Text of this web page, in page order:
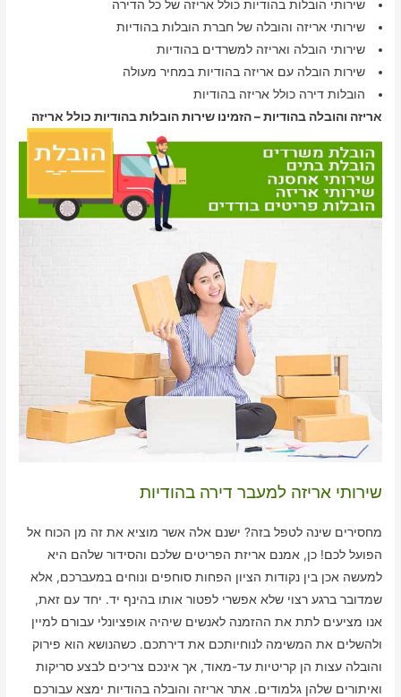
שירותי הובלות בהודיות כולל אריזה של כל הדירה
שירותי אריזה והובלה של חברת הובלות בהודיות
שירותי הובלה ואריזה למשרדים בהודיות
שירות הובלה עם אריזה בהודיות במחיר מעולה
הובלות דירה כולל אריזה בהודיות
אריזה והובלה בהודיות – הזמינו שירות הובלות בהודיות כולל אריזה
שירותי אריזה למעבר דירה בהודיות
מחסירים שינה לטפל בזה? ישנם אלה אשר מוציא את זה מן הכוח אל
הפועל לכם! כן, אמנם אריזת הפריטים שלכם והסידור שלהם היא
למעשה אכן בין נקודות הציון הפחות סוחפים ונוחים במעברכם, אלא
שמדובר ברגע רצוי שלא אפשרי לפטור אותו בהינף יד. יחד עם זאת,
אנו מציעים לתת את ההזמנה לאנשים שיהיה אופציונלי עבורם למיין
ולהשלים את המשימה לנוחיותכם את דירתכם. כשהנושא הוא פירוק
והובלה עצות הן קריטיות עד-מאוד, אך אינכם צריכים לבצע סריקות
ואיתורים שלהן גלמודים. אתר אריזה והובלה בהודיות ימצא עבורכם